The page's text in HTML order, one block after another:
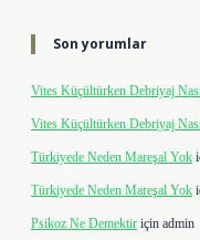
Son yorumlar
Vites Küçültürken Debriyaj
Vites Küçültürken Debriyaj
Türkiyede Neden Mareşal Yok
Türkiyede Neden Mareşal Yok
Psikoz Ne Demektir için admin